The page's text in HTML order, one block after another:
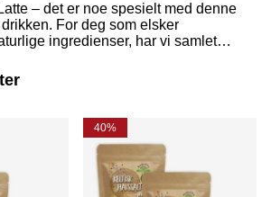
– det er noe spesielt med denne
For deg som elsker
ingredienser, har vi samlet
i noen få steg. Men først, la
deilige krydderblandingen.
40%